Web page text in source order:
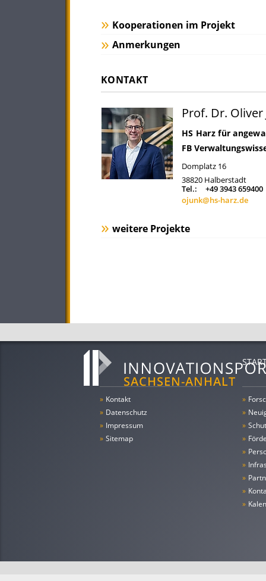
Kooperationen im Projekt
Anmerkungen
KONTAKT
Prof. Dr. Oliver
HS Harz für
FB
Domplatz 16
38820 Halberstadt
Tel.:
+49 3943 659400
ojunk@hs-harz.de
weitere Projekte
» Kontakt
» Datenschutz
» Impressum
» Sitemap
»
»
»
»
»
»
»
»
»